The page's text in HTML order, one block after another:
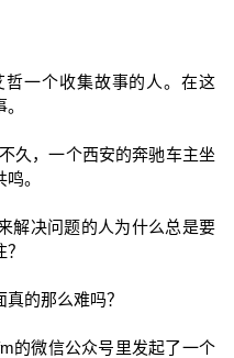
一个收集故事的人。在这
久，一个西安的奔驰车主坐
。
解决问题的人为什么总是要
的那么难吗？
的微信公众号里发起了一个